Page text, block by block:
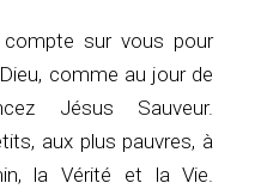
sur vous pour
comme au jour de
Jésus Sauveur.
aux plus pauvres, à
la Vérité et la Vie.